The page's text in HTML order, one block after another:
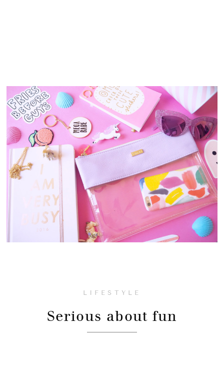
LIFESTYLE
Serious about fun